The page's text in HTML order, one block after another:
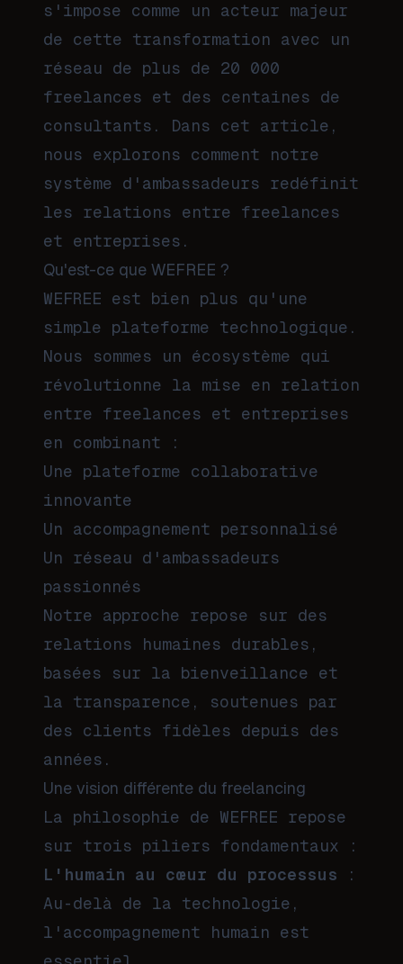
s'impose comme un acteur majeur
de cette transformation avec un
réseau de plus de 20 000
freelances et des centaines de
consultants. Dans cet article,
nous explorons comment notre
système d'ambassadeurs redéfinit
les relations entre freelances
et entreprises.
Qu'est-ce que WEFREE ?
WEFREE est bien plus qu'une
simple plateforme technologique.
Nous sommes un écosystème qui
révolutionne la mise en relation
entre freelances et entreprises
en combinant :
Une plateforme collaborative
innovante
Un accompagnement personnalisé
Un réseau d'ambassadeurs
passionnés
Notre approche repose sur des
relations humaines durables,
basées sur la bienveillance et
la transparence, soutenues par
des clients fidèles depuis des
années.
Une vision différente du freelancing
La philosophie de WEFREE repose
sur trois piliers fondamentaux :
L'humain au cœur du processus :
Au-delà de la technologie,
l'accompagnement humain est